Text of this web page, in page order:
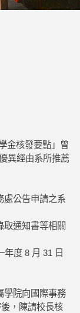
金核發要點」曾
異經由系所推薦
處公告申請之系
取通知書等相關
度 8 月 31 日
學院向國際事務
，陳請校長核